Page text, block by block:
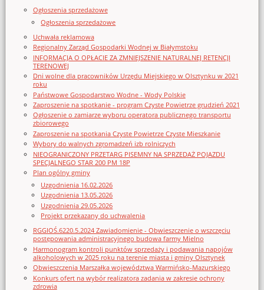
Ogłoszenia sprzedażowe
Ogłoszenia sprzedażowe
Uchwała reklamowa
Regionalny Zarząd Gospodarki Wodnej w Białymstoku
INFORMACJA O OPŁACIE ZA ZMNIEJSZENIE NATURALNEJ RETENCJI
TERENOWEJ
Dni wolne dla pracowników Urzędu Miejskiego w Olsztynku w 2021
roku
Państwowe Gospodarstwo Wodne - Wody Polskie
Zaproszenie na spotkanie - program Czyste Powietrze grudzień 2021
Ogłoszenie o zamiarze wyboru operatora publicznego transportu
zbiorowego
Zaproszenie na spotkania Czyste Powietrze Czyste Mieszkanie
Wybory do walnych zgromadzeń izb rolniczych
NIEOGRANICZONY PRZETARG PISEMNY NA SPRZEDAŻ POJAZDU
SPECJALNEGO STAR 200 PM 18P
Plan ogólny gminy
Uzgodnienia 16.02.2026
Uzgodnienia 13.05.2026
Uzgodnienia 29.05.2026
Projekt przekazany do uchwalenia
RGGIOŚ.6220.5.2024 Zawiadomienie - Obwieszczenie o wszczęciu
postępowania administracyjnego budowa farmy Mielno
Harmonogram kontroli punktów sprzedaży i podawania napojów
alkoholowych w 2025 roku na terenie miasta i gminy Olsztynek
Obwieszczenia Marszałka województwa Warmińsko-Mazurskiego
Konkurs ofert na wybór realizatora zadania w zakresie ochrony
zdrowia